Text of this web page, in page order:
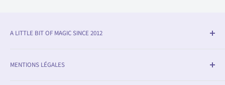
A LITTLE BIT OF MAGIC SINCE 2012
(BE). We specialise in official fan merchandise from
MENTIONS LÉGALES